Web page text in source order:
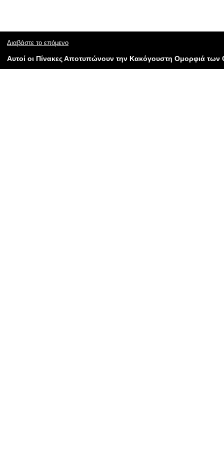
Διαβάστε το επόμενο
Αυτοί οι Πίνακες Αποτυπώνουν την Κακόγουστη Ομορφιά των